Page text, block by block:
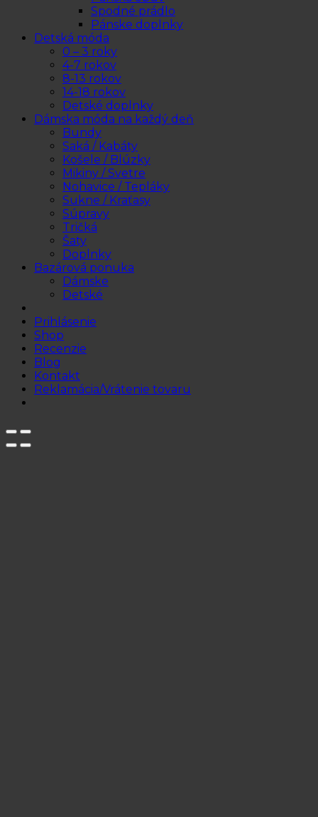
Spodné prádlo
Pánske doplnky
Detská móda
0 – 3 roky
4-7 rokov
8-13 rokov
14-18 rokov
Detské doplnky
Dámska móda na každý deň
Bundy
Saká / Kabáty
Košele / Blúzky
Mikiny / Svetre
Nohavice / Tepláky
Sukne / Kraťasy
Súpravy
Tričká
Šaty
Doplnky
Bazárová ponuka
Dámske
Detské
Prihlásenie
Shop
Recenzie
Blog
Kontakt
Reklamácia/Vrátenie tovaru